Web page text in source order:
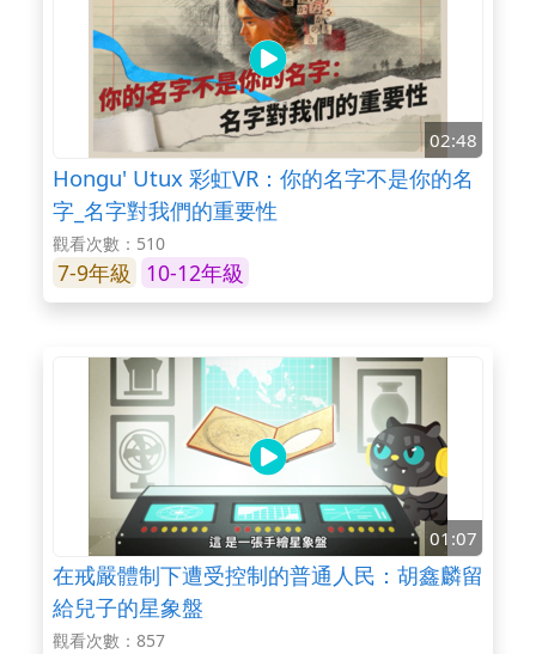
02:48
Hongu' Utux 彩虹VR：你的名字不是你的名
字_名字對我們的重要性
觀看次數：510
7-9年級 10-12年級
01:07
在戒嚴體制下遭受控制的普通人民：胡鑫麟留
給兒子的星象盤
觀看次數：857